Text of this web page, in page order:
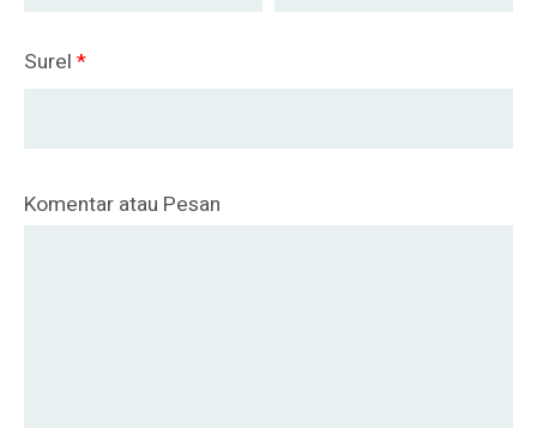
Surel *
Komentar atau Pesan